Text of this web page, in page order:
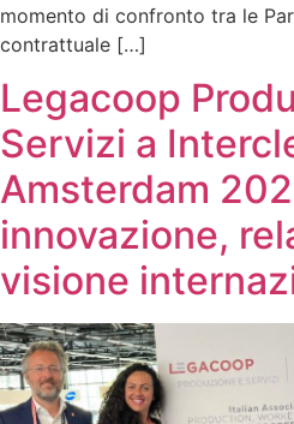
momento di confronto tra le
contrattuale […]
Legacoop
Servizi a
Amsterdam
innovazione,
visione